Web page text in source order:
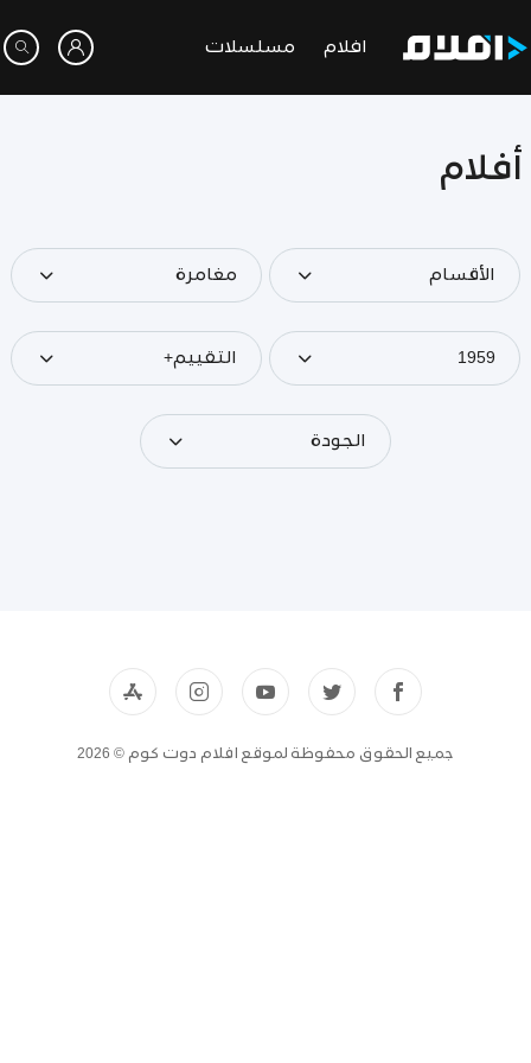
افلام مسلسلات
أفلام
الأقسام مغامرة
1959 التقييم+
الجودة
جميع الحقوق محفوظة لموقع افلام دوت كوم © 2026